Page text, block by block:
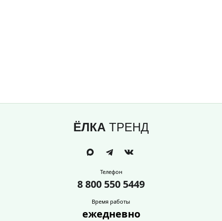
ЁЛКА ТРЕНД
Телефон
8 800 550 5449
Время работы
ежедневно